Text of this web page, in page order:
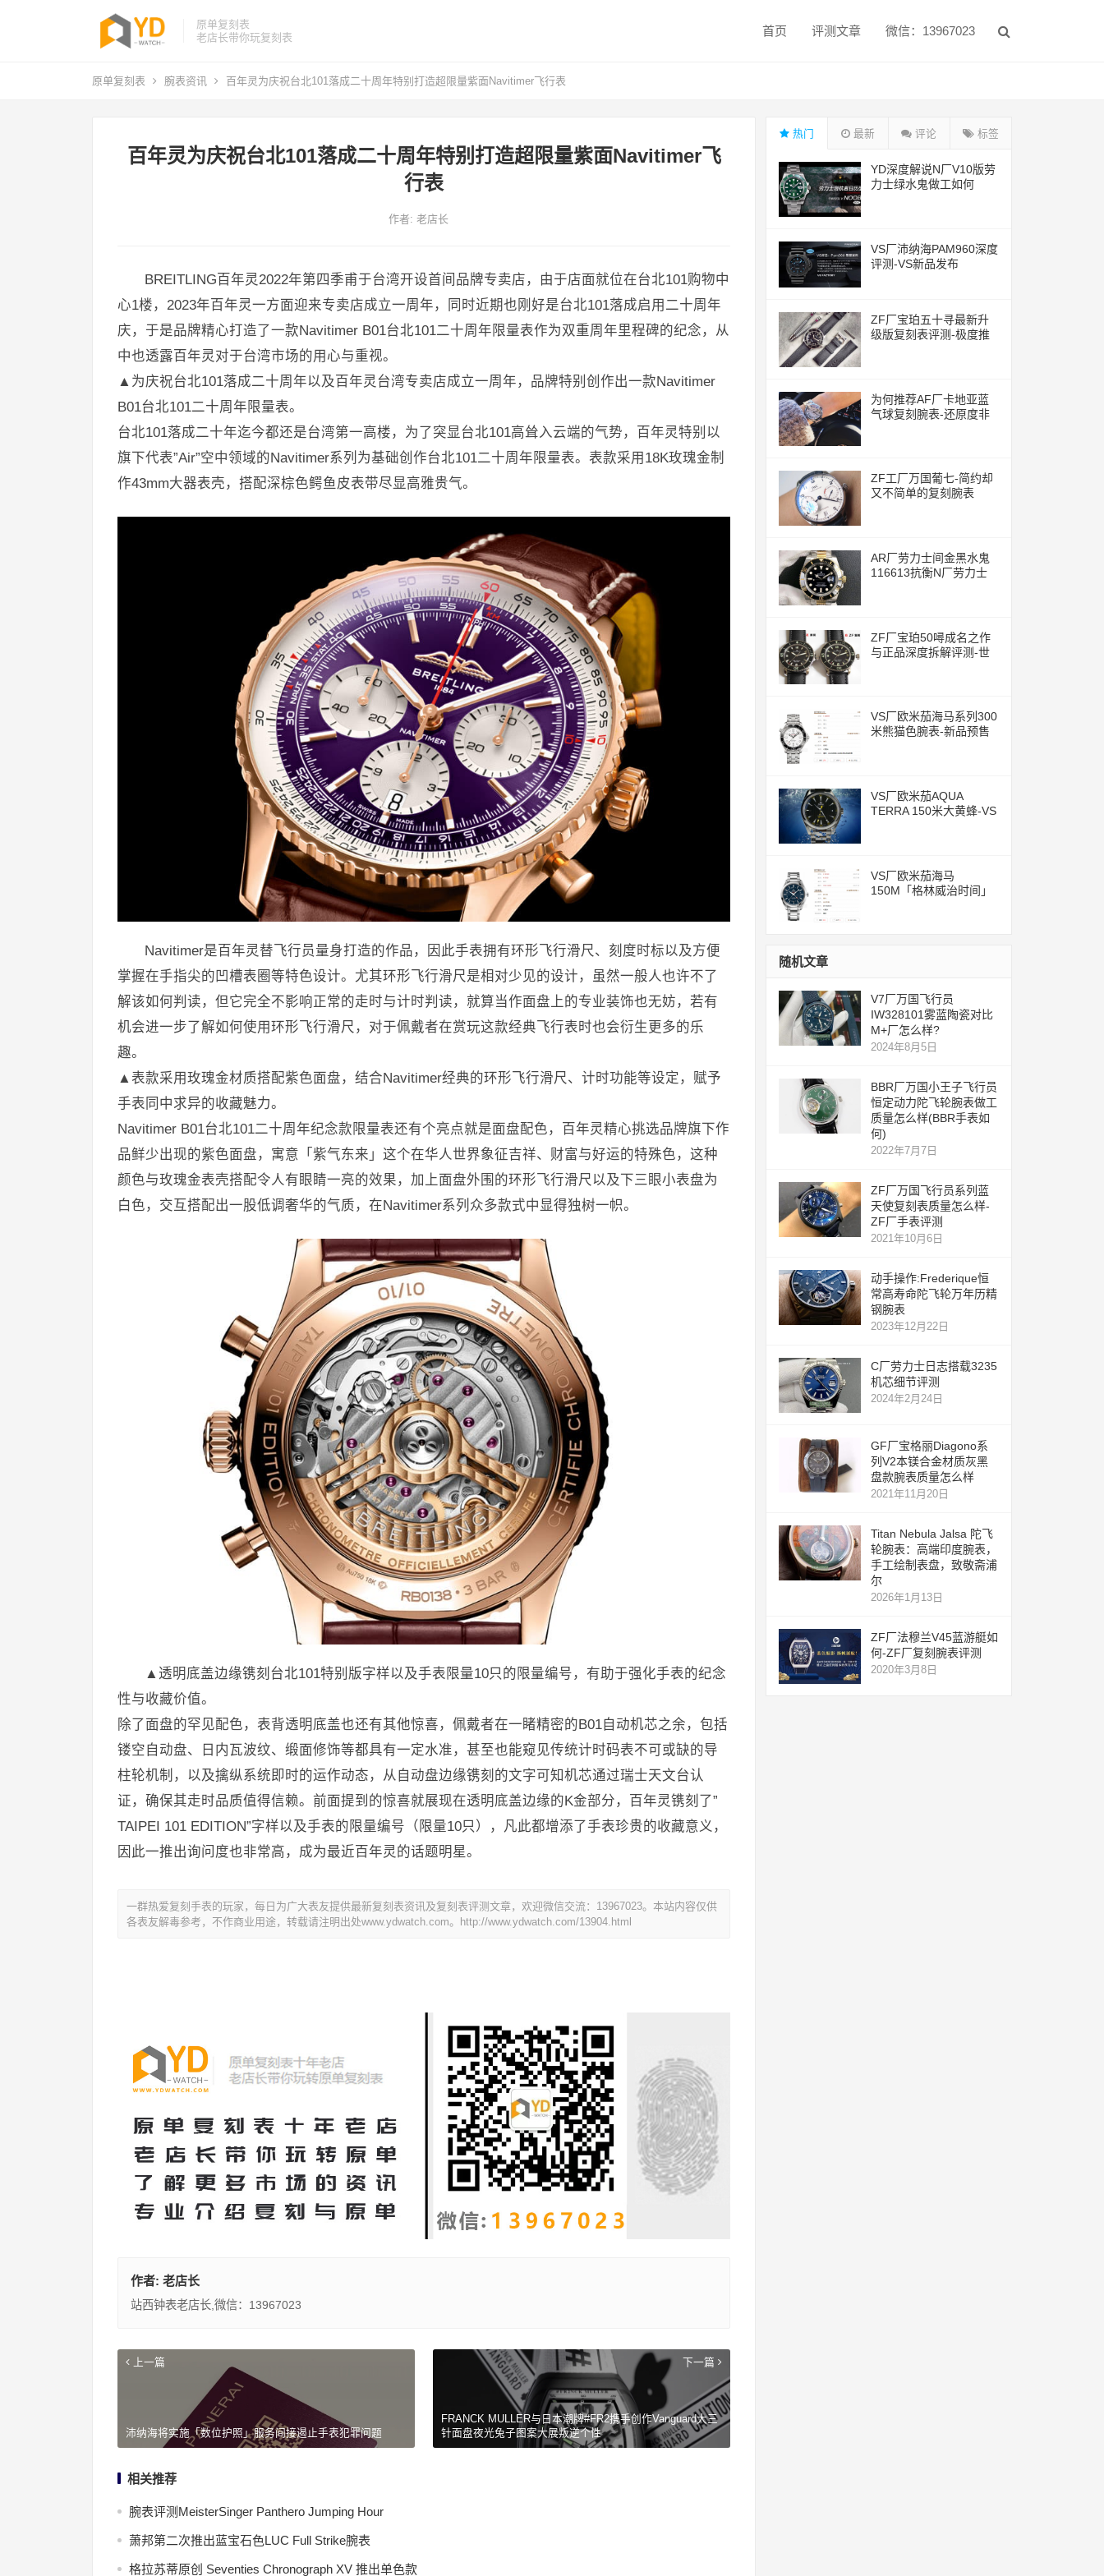
原单复刻表
老店长带你玩复刻表
首页 评测文章 微信：13967023
原单复刻表 腕表资讯 百年灵为庆祝台北101落成二十周年特别打造超限量紫面Navitimer飞行表
百年灵为庆祝台北101落成二十周年特别打造超限量紫面Navitimer飞
行表
作者: 老店长
BREITLING百年灵2022年第四季甫于台湾开设首间品牌专卖店，由于店面就位在台北101购物中
心1楼，2023年百年灵一方面迎来专卖店成立一周年，同时近期也刚好是台北101落成启用二十周年
庆，于是品牌精心打造了一款Navitimer B01台北101二十周年限量表作为双重周年里程碑的纪念，从
中也透露百年灵对于台湾市场的用心与重视。
▲为庆祝台北101落成二十周年以及百年灵台湾专卖店成立一周年，品牌特别创作出一款Navitimer
B01台北101二十周年限量表。
台北101落成二十年迄今都还是台湾第一高楼，为了突显台北101高耸入云端的气势，百年灵特别以
旗下代表”Air”空中领域的Navitimer系列为基础创作台北101二十周年限量表。表款采用18K玫瑰金制
作43mm大器表壳，搭配深棕色鳄鱼皮表带尽显高雅贵气。
Navitimer是百年灵替飞行员量身打造的作品，因此手表拥有环形飞行滑尺、刻度时标以及方便
掌握在手指尖的凹槽表圈等特色设计。尤其环形飞行滑尺是相对少见的设计，虽然一般人也许不了
解该如何判读，但它完全不影响正常的走时与计时判读，就算当作面盘上的专业装饰也无妨，若有
机会进一步了解如何使用环形飞行滑尺，对于佩戴者在赏玩这款经典飞行表时也会衍生更多的乐
趣。
▲表款采用玫瑰金材质搭配紫色面盘，结合Navitimer经典的环形飞行滑尺、计时功能等设定，赋予
手表同中求异的收藏魅力。
Navitimer B01台北101二十周年纪念款限量表还有个亮点就是面盘配色，百年灵精心挑选品牌旗下作
品鲜少出现的紫色面盘，寓意「紫气东来」这个在华人世界象征吉祥、财富与好运的特殊色，这种
颜色与玫瑰金表壳搭配令人有眼睛一亮的效果，加上面盘外围的环形飞行滑尺以及下三眼小表盘为
白色，交互搭配出一股低调奢华的气质，在Navitimer系列众多款式中显得独树一帜。
▲透明底盖边缘镌刻台北101特别版字样以及手表限量10只的限量编号，有助于强化手表的纪念
性与收藏价值。
除了面盘的罕见配色，表背透明底盖也还有其他惊喜，佩戴者在一睹精密的B01自动机芯之余，包括
镂空自动盘、日内瓦波纹、缎面修饰等都具有一定水准，甚至也能窥见传统计时码表不可或缺的导
柱轮机制，以及擒纵系统即时的运作动态，从自动盘边缘镌刻的文字可知机芯通过瑞士天文台认
证，确保其走时品质值得信赖。前面提到的惊喜就展现在透明底盖边缘的K金部分，百年灵镌刻了”
TAIPEI 101 EDITION”字样以及手表的限量编号（限量10只），凡此都增添了手表珍贵的收藏意义，
因此一推出询问度也非常高，成为最近百年灵的话题明星。
一群热爱复刻手表的玩家，每日为广大表友提供最新复刻表资讯及复刻表评测文章，欢迎微信交流：13967023。本站内容仅供
各表友解毒参考，不作商业用途，转载请注明出处www.ydwatch.com。
http://www.ydwatch.com/13904.html
作者: 老店长
站西钟表老店长,微信：13967023
上一篇
沛纳海将实施「数位护照」服务间接遏止手表犯罪问题
下一篇
FRANCK MULLER与日本潮牌#FR2携手创作Vanguard大三
针面盘夜光兔子图案大展叛逆个性
相关推荐
腕表评测MeisterSinger Panthero Jumping Hour
萧邦第二次推出蓝宝石色LUC Full Strike腕表
格拉苏蒂原创 Seventies Chronograph XV 推出单色款
热门 最新 评论 标签
YD深度解说N厂V10版劳
力士绿水鬼做工如何
VS厂沛纳海PAM960深度
评测-VS新品发布
ZF厂宝珀五十寻最新升
级版复刻表评测-极度推
为何推荐AF厂卡地亚蓝
气球复刻腕表-还原度非
ZF工厂万国葡七-简约却
又不简单的复刻腕表
AR厂劳力士间金黑水鬼
116613抗衡N厂劳力士
ZF厂宝珀50噚成名之作
与正品深度拆解评测-世
VS厂欧米茄海马系列300
米熊猫色腕表-新品预售
VS厂欧米茄AQUA
TERRA 150米大黄蜂-VS
VS厂欧米茄海马
150M「格林威治时间」
随机文章
V7厂万国飞行员
IW328101雾蓝陶瓷对比
M+厂怎么样?
2024年8月5日
BBR厂万国小王子飞行员
恒定动力陀飞轮腕表做工
质量怎么样(BBR手表如
何)
2022年7月7日
ZF厂万国飞行员系列蓝
天使复刻表质量怎么样-
ZF厂手表评测
2021年10月6日
动手操作:Frederique恒
常高寿命陀飞轮万年历精
钢腕表
2023年12月22日
C厂劳力士日志搭载3235
机芯细节评测
2024年2月24日
GF厂宝格丽Diagono系
列V2本镁合金材质灰黑
盘款腕表质量怎么样
2021年11月20日
Titan Nebula Jalsa 陀飞
轮腕表：高端印度腕表，
手工绘制表盘，致敬斋浦
尔
2026年1月13日
ZF厂法穆兰V45蓝游艇如
何-ZF厂复刻腕表评测
2020年3月8日